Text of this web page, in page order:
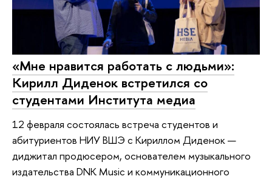
«Мне нравится работать с людьми»:
Кирилл Диденок встретился со
студентами Института медиа
12 февраля состоялась встреча студентов и
абитуриентов НИУ ВШЭ с Кириллом Диденок —
диджитал продюсером, основателем музыкального
издательства DNK Music и коммуникационного